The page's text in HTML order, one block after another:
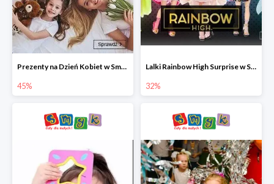
Prezenty na Dzień Kobiet w Smyku do -45%
45%
Lalki Rainbow High Surprise w Smyku do -35%
32%